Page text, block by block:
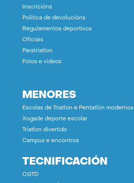
Inscricións
Política de devolucións
Regulamentos deportivos
Oficiais
Paratríatlon
Fotos e vídeos
MENORES
Escolas de Tríatlon e Pentatlón modernos
Xogade deporte escolar
Tríatlon divertido
Campus e encontros
TECNIFICACIÓN
CGTD